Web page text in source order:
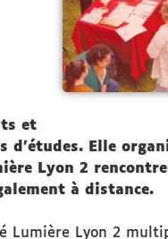
et
Elle
Lyon 2
à distance.
Lumière Lyon 2